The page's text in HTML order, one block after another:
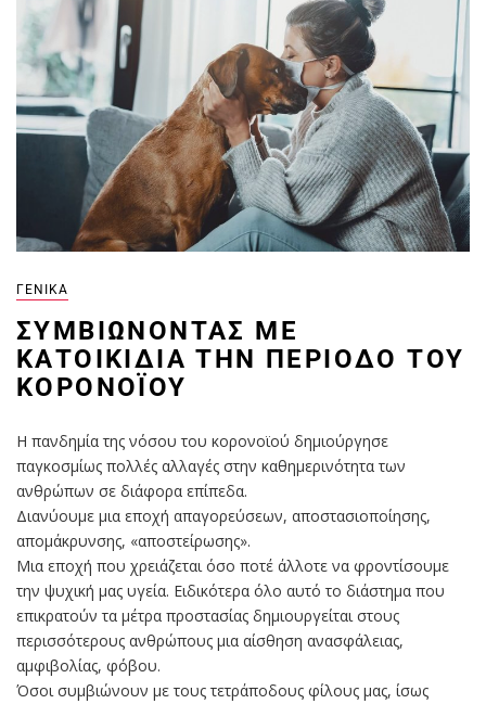
ΓΕΝΙΚΆ
ΣΥΜΒΙΏΝΟΝΤΑΣ ΜΕ
ΚΑΤΟΙΚΊΔΙΑ ΤΗΝ ΠΕΡΊΟΔΟ ΤΟΥ
ΚΟΡΟΝΟΪΟΎ
Η πανδημία της νόσου του κορονοϊού δημιούργησε
παγκοσμίως πολλές αλλαγές στην καθημερινότητα των
ανθρώπων σε διάφορα επίπεδα.
Διανύουμε μια εποχή απαγορεύσεων, αποστασιοποίησης,
απομάκρυνσης, «αποστείρωσης».
Μια εποχή που χρειάζεται όσο ποτέ άλλοτε να φροντίσουμε
την ψυχική μας υγεία. Ειδικότερα όλο αυτό το διάστημα που
επικρατούν τα μέτρα προστασίας δημιουργείται στους
περισσότερους ανθρώπους μια αίσθηση ανασφάλειας,
αμφιβολίας, φόβου.
Όσοι συμβιώνουν με τους τετράποδους φίλους μας, ίσως